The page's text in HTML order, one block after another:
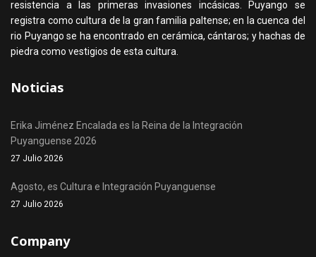
resistencia a las primeras invasiones incásicas. Puyango se
registra como cultura de la gran familia paltense; en la cuenca del
rio Puyango se ha encontrado en cerámica, cántaros; y hachas de
piedra como vestigios de esta cultura.
Noticias
Erika Jiménez Encalada es la Reina de la Integración
Puyanguense 2026
27 Julio 2026
Agosto, es Cultura e Integración Puyanguense
27 Julio 2026
Company